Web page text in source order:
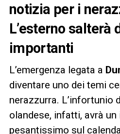
notizia per i
L’esterno
importanti
L’emergenza legata a
diventare uno dei temi
nerazzurra. L’infortunio
olandese, infatti, avrà
pesantissimo sul